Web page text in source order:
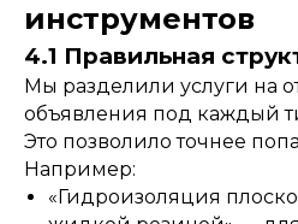
инструментов
4.1 Правильная
Мы разделили услуги на
объявления под каждый
Это позволило точнее
Например:
«Гидроизоляция